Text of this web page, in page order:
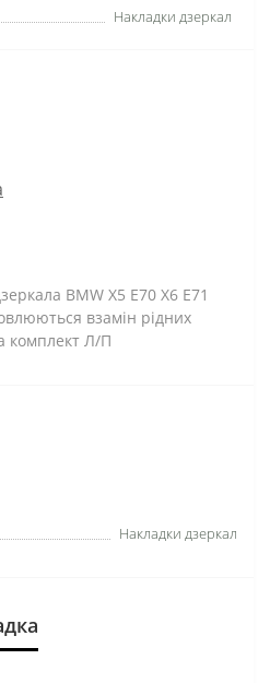
Накладки дзеркал
BMW X5 E70 X6 E71
взамін рідних
комплект Л/П
Накладки дзеркал